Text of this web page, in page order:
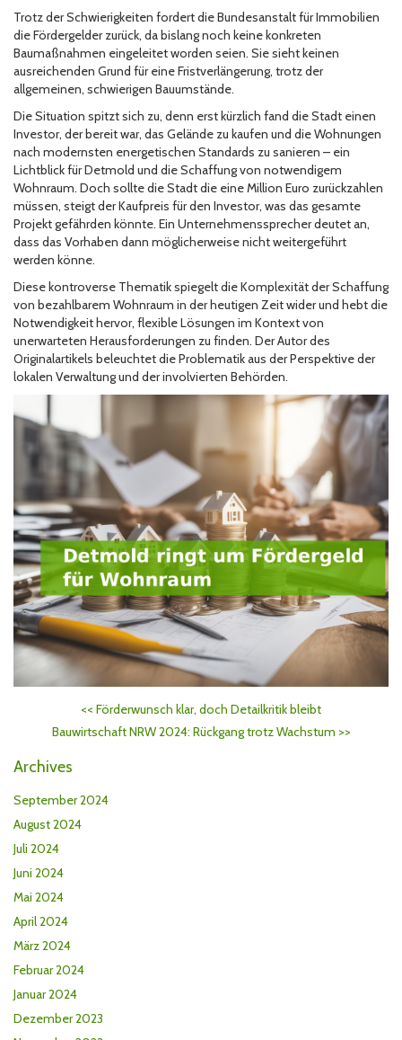
Trotz der Schwierigkeiten fordert die Bundesanstalt für Immobilien
die Fördergelder zurück, da bislang noch keine konkreten
Baumaßnahmen eingeleitet worden seien. Sie sieht keinen
ausreichenden Grund für eine Fristverlängerung, trotz der
allgemeinen, schwierigen Bauumstände.
Die Situation spitzt sich zu, denn erst kürzlich fand die Stadt einen
Investor, der bereit war, das Gelände zu kaufen und die Wohnungen
nach modernsten energetischen Standards zu sanieren – ein
Lichtblick für Detmold und die Schaffung von notwendigem
Wohnraum. Doch sollte die Stadt die eine Million Euro zurückzahlen
müssen, steigt der Kaufpreis für den Investor, was das gesamte
Projekt gefährden könnte. Ein Unternehmenssprecher deutet an,
dass das Vorhaben dann möglicherweise nicht weitergeführt
werden könne.
Diese kontroverse Thematik spiegelt die Komplexität der Schaffung
von bezahlbarem Wohnraum in der heutigen Zeit wider und hebt die
Notwendigkeit hervor, flexible Lösungen im Kontext von
unerwarteten Herausforderungen zu finden. Der Autor des
Originalartikels beleuchtet die Problematik aus der Perspektive der
lokalen Verwaltung und der involvierten Behörden.
<< Förderwunsch klar, doch Detailkritik bleibt
Bauwirtschaft NRW 2024: Rückgang trotz Wachstum >>
Archives
September 2024
August 2024
Juli 2024
Juni 2024
Mai 2024
April 2024
März 2024
Februar 2024
Januar 2024
Dezember 2023